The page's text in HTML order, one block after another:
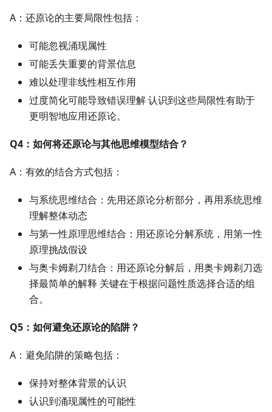
A：还原论的主要局限性包括：
可能忽视涌现属性
可能丢失重要的背景信息
难以处理非线性相互作用
过度简化可能导致错误理解 认识到这些局限性有助于
更明智地应用还原论。
Q4：如何将还原论与其他思维模型结合？
A：有效的结合方式包括：
与系统思维结合：先用还原论分析部分，再用系统思维
理解整体动态
与第一性原理思维结合：用还原论分解系统，用第一性
原理挑战假设
与奥卡姆剃刀结合：用还原论分解后，用奥卡姆剃刀选
择最简单的解释 关键在于根据问题性质选择合适的组
合。
Q5：如何避免还原论的陷阱？
A：避免陷阱的策略包括：
保持对整体背景的认识
认识到涌现属性的可能性